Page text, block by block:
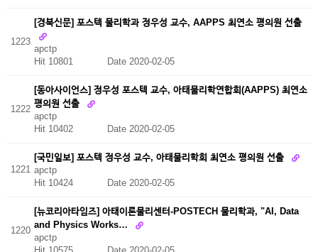
1223
[경북신문] 포스텍 물리학과 정우성 교수, AAPPS 최연소 평의원 선출
apctp
Hit 10801 Date 2020-02-05
1222
[동아사이언스] 정우성 포스텍 교수, 아태물리학연합회(AAPPS) 최연소
평의원 선출
apctp
Hit 10402 Date 2020-02-05
1221
[국민일보] 포스텍 정우성 교수, 아태물리학회 최연소 평의원 선출
apctp
Hit 10424
Date 2020-02-05
1220
[뉴코리아타임즈] 아태이론물리센터-POSTECH 물리학과, "AI, Data
and Physics Works…
apctp